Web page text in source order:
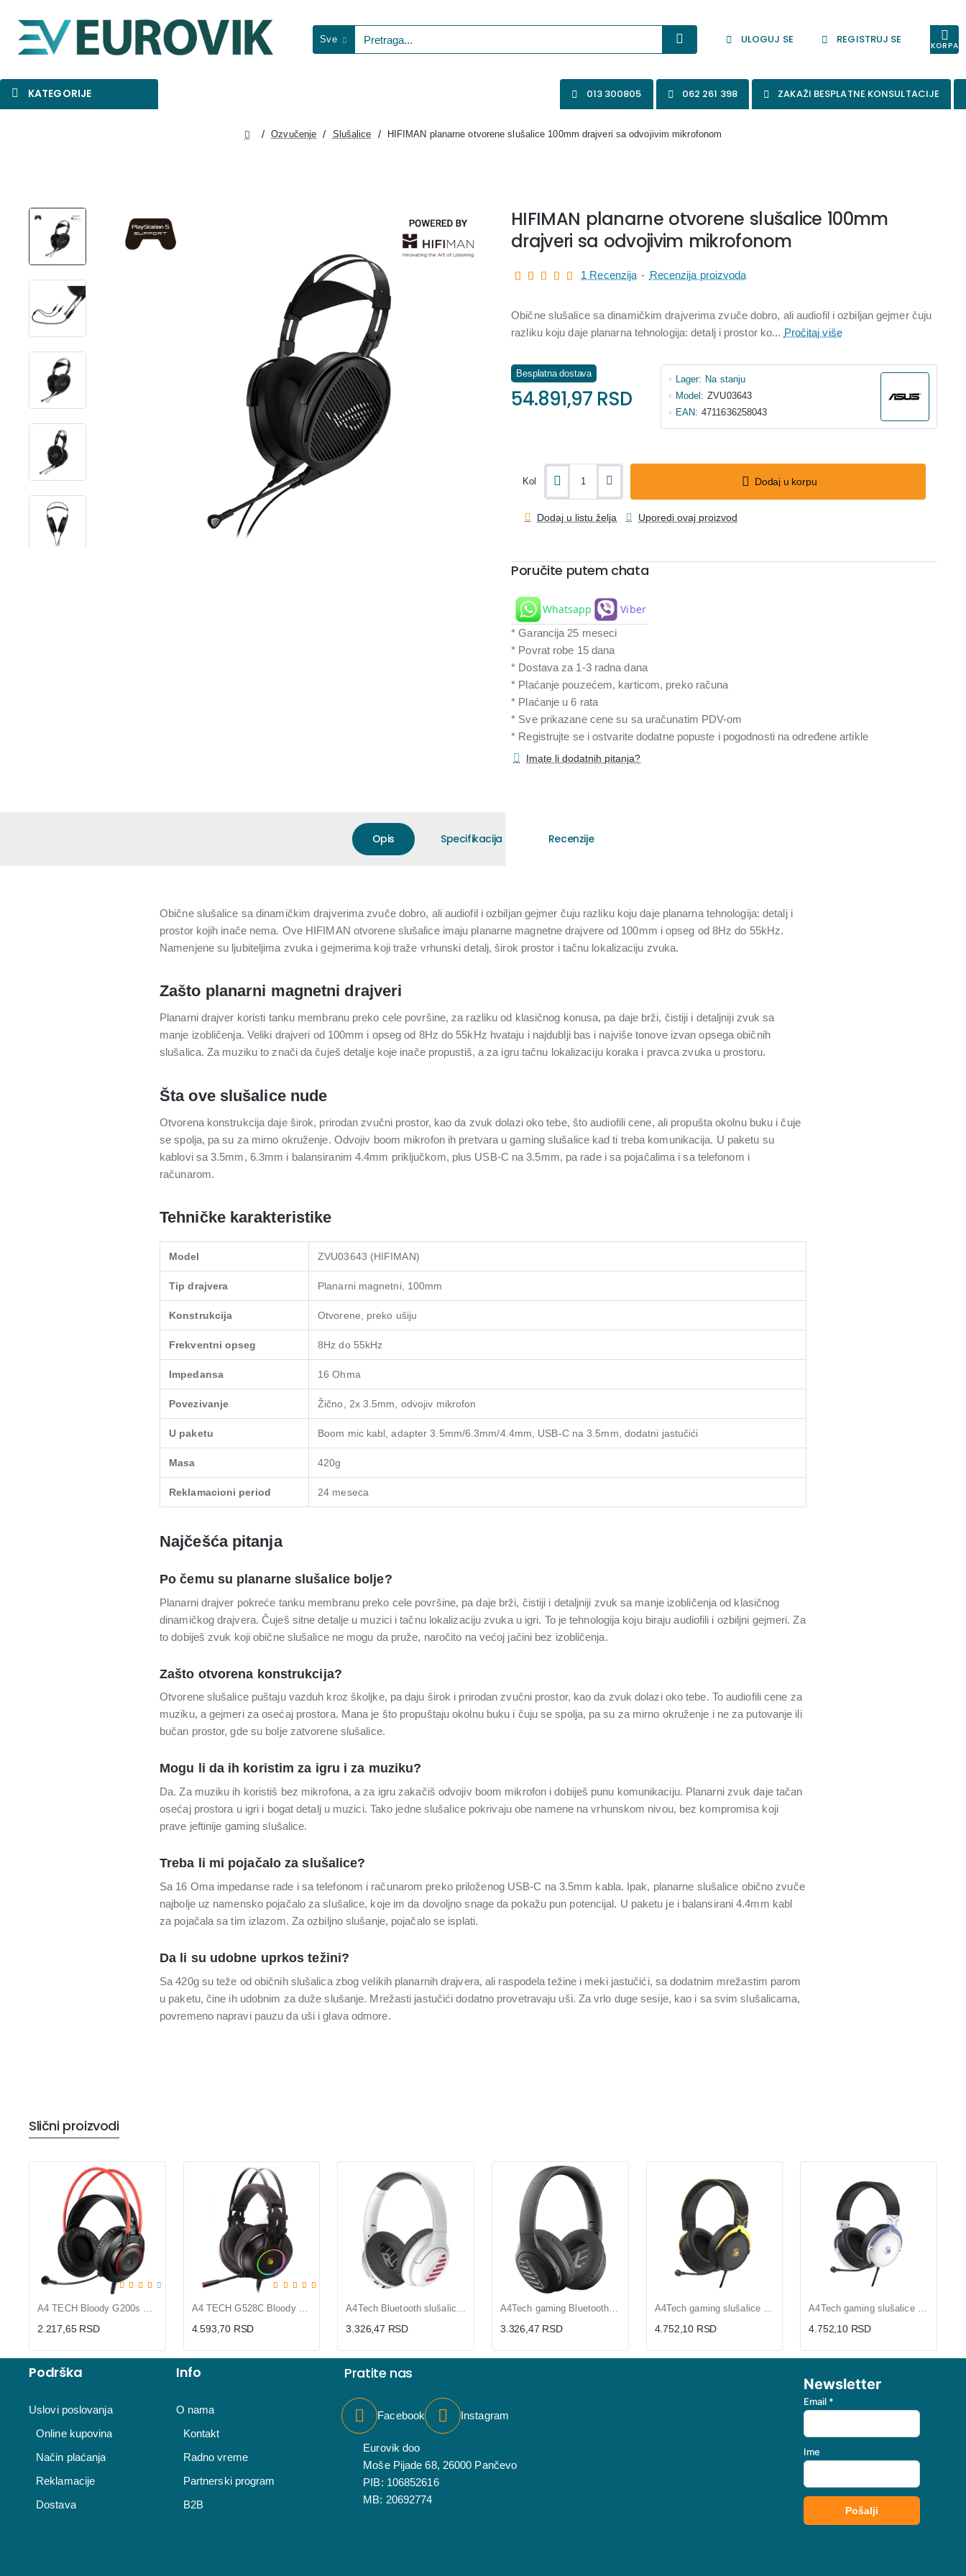
Sve
Pretraga... ULOGUJ SE REGISTRUJ SE KORPA
KATEGORIJE SVE ZA VIDEO NADZOR
013 300805 062 261 398 ZAKAŽI BESPLATNE KONSULTACIJE
Ozvučenje Slušalice HIFIMAN planarne otvorene slušalice 100mm drajveri sa odvojivim mikrofonom
HIFIMAN planarne otvorene slušalice 100mm
drajveri sa odvojivim mikrofonom
Obične slušalice sa dinamičkim drajverima zvuče dobro, ali audiofil i ozbiljan gejmer čuju
razliku koju daje planarna tehnologija: detalj i prostor ko... Pročitaj više
1 Recenzija - Recenzija proizvoda
Besplatna dostava
54.891,97 RSD
Lager: Na stanju
Model: ZVU03643
EAN: 4711636258043
Kol Dodaj u korpu
Dodaj u listu želja Uporedi ovaj proizvod
Poručite putem chata
Whatsapp Viber
* Garancija 25 meseci
* Povrat robe 15 dana
* Dostava za 1-3 radna dana
* Plaćanje pouzećem, karticom, preko računa
* Plaćanje u 6 rata
* Sve prikazane cene su sa uračunatim PDV-om
* Registrujte se i ostvarite dodatne popuste i pogodnosti na određene artikle
Imate li dodatnih pitanja?
Opis Specifikacija Recenzije
Obične slušalice sa dinamičkim drajverima zvuče dobro, ali audiofil i ozbiljan gejmer čuju razliku koju daje planarna tehnologija: detalj i
prostor kojih inače nema. Ove HIFIMAN otvorene slušalice imaju planarne magnetne drajvere od 100mm i opseg od 8Hz do 55kHz.
Namenjene su ljubiteljima zvuka i gejmerima koji traže vrhunski detalj, širok prostor i tačnu lokalizaciju zvuka.
Zašto planarni magnetni drajveri
Planarni drajver koristi tanku membranu preko cele površine, za razliku od klasičnog konusa, pa daje brži, čistiji i detaljniji zvuk sa
manje izobličenja. Veliki drajveri od 100mm i opseg od 8Hz do 55kHz hvataju i najdublji bas i najviše tonove izvan opsega običnih
slušalica. Za muziku to znači da čuješ detalje koje inače propustiš, a za igru tačnu lokalizaciju koraka i pravca zvuka u prostoru.
Šta ove slušalice nude
Otvorena konstrukcija daje širok, prirodan zvučni prostor, kao da zvuk dolazi oko tebe, što audiofili cene, ali propušta okolnu buku i čuje
se spolja, pa su za mirno okruženje. Odvojiv boom mikrofon ih pretvara u gaming slušalice kad ti treba komunikacija. U paketu su
kablovi sa 3.5mm, 6.3mm i balansiranim 4.4mm priključkom, plus USB-C na 3.5mm, pa rade i sa pojačalima i sa telefonom i
računarom.
Tehničke karakteristike
Model ZVU03643 (HIFIMAN)
Tip drajvera Planarni magnetni, 100mm
Konstrukcija Otvorene, preko ušiju
Frekventni opseg 8Hz do 55kHz
Impedansa 16 Ohma
Povezivanje Žično, 2x 3.5mm, odvojiv mikrofon
U paketu Boom mic kabl, adapter 3.5mm/6.3mm/4.4mm, USB-C na 3.5mm, dodatni jastučići
Masa 420g
Reklamacioni period 24 meseca
Najčešća pitanja
Po čemu su planarne slušalice bolje?
Planarni drajver pokreće tanku membranu preko cele površine, pa daje brži, čistiji i detaljniji zvuk sa manje izobličenja od klasičnog
dinamičkog drajvera. Čuješ sitne detalje u muzici i tačnu lokalizaciju zvuka u igri. To je tehnologija koju biraju audiofili i ozbiljni gejmeri. Za
to dobiješ zvuk koji obične slušalice ne mogu da pruže, naročito na većoj jačini bez izobličenja.
Zašto otvorena konstrukcija?
Otvorene slušalice puštaju vazduh kroz školjke, pa daju širok i prirodan zvučni prostor, kao da zvuk dolazi oko tebe. To audiofili cene za
muziku, a gejmeri za osećaj prostora. Mana je što propuštaju okolnu buku i čuju se spolja, pa su za mirno okruženje i ne za putovanje ili
bučan prostor, gde su bolje zatvorene slušalice.
Mogu li da ih koristim za igru i za muziku?
Da. Za muziku ih koristiš bez mikrofona, a za igru zakačiš odvojiv boom mikrofon i dobiješ punu komunikaciju. Planarni zvuk daje tačan
osećaj prostora u igri i bogat detalj u muzici. Tako jedne slušalice pokrivaju obe namene na vrhunskom nivou, bez kompromisa koji
prave jeftinije gaming slušalice.
Treba li mi pojačalo za slušalice?
Sa 16 Oma impedanse rade i sa telefonom i računarom preko priloženog USB-C na 3.5mm kabla. Ipak, planarne slušalice obično zvuče
najbolje uz namensko pojačalo za slušalice, koje im da dovoljno snage da pokažu pun potencijal. U paketu je i balansirani 4.4mm kabl
za pojačala sa tim izlazom. Za ozbiljno slušanje, pojačalo se isplati.
Da li su udobne uprkos težini?
Sa 420g su teže od običnih slušalica zbog velikih planarnih drajvera, ali raspodela težine i meki jastučići, sa dodatnim mrežastim parom
u paketu, čine ih udobnim za duže slušanje. Mrežasti jastučići dodatno provetravaju uši. Za vrlo duge sesije, kao i sa svim slušalicama,
povremeno napravi pauzu da uši i glava odmore.
Slični proizvodi
A4 TECH Bloody G200s Stereo Gaming USB slušalice sa mikrofonom
2.217,65 RSD
A4 TECH G528C Bloody Virtual 7.1 RGB Gaming crne slušalice
4.593,70 RSD
A4Tech Bluetooth slušalice preko glave preklopive 40mm (ZVU03234)
3.326,47 RSD
A4Tech gaming Bluetooth slušalice 7.1 sa poništavanjem buke (ZVU03155)
3.326,47 RSD
A4Tech gaming slušalice 7.1 sa odvojivim mikrofonom 50mm (ZVU02930)
4.752,10 RSD
A4Tech gaming slušalice 7.1 sa odvojivim mikrofonom USB (ZVU02931)
4.752,10 RSD
Podrška
Uslovi poslovanja
Online kupovina
Način plaćanja
Reklamacije
Dostava
Info
O nama
Kontakt
Radno vreme
Partnerski program
B2B
Pratite nas
Facebook Instagram
Eurovik doo
Moše Pijade 68, 26000 Pančevo
PIB: 106852616
MB: 20692774